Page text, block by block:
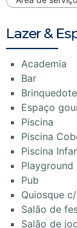
Lazer &
Academia
Bar
Espaço
Piscina
Piscina
Piscina
Playground
Pub
Quiosque
Salão de
Salão de